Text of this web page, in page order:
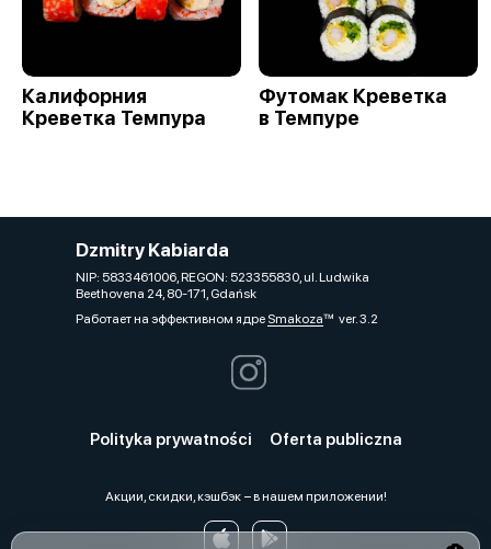
Калифорния
Креветка Темпура
Футомак Креветка
в Темпуре
Dzmitry Kabiarda
NIP: 5833461006, REGON: 523355830, ul. Ludwika
Beethovena 24, 80-171, Gdańsk
Работает на эффективном ядре Smakozaver. 3.2
Polityka prywatności Oferta publiczna
Акции, скидки, кэшбэк − в нашем приложении!